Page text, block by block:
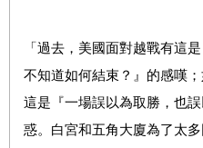
「過去，美國面對越戰有這
不知道如何結束？』的感嘆
這是『一場誤以為取勝，也
惑。白宮和五角大廈為了太